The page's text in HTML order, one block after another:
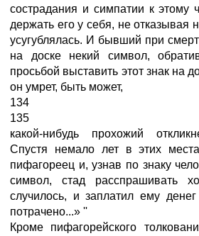
сострадания и симпатии к этому
держать его у себя, не отказывая
усугублялась. И бывший при
на доске некий символ,
просьбой выставить этот знак на
он умрет, быть может,
134
135
какой-нибудь прохожий
Спустя немало лет в этих
пифагореец и, узнав по знаку
символ, стад расспрашивать
случилось, и заплатил ему
потрачено...» ''
Кроме пифагорейского